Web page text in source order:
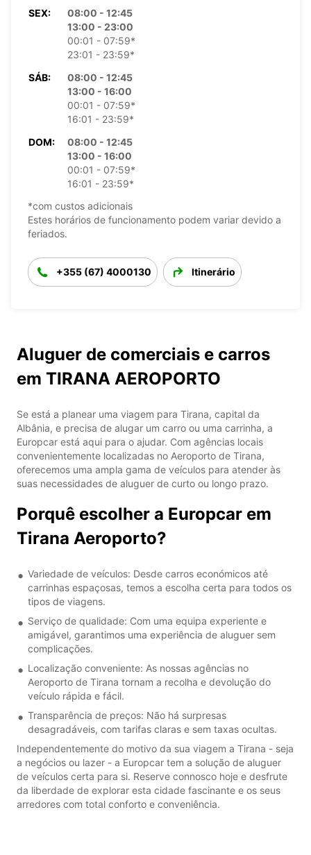
SEX:
08:00 - 12:45
13:00 - 23:00
00:01 - 07:59*
23:01 - 23:59*
SÁB:
08:00 - 12:45
13:00 - 16:00
00:01 - 07:59*
16:01 - 23:59*
DOM:
08:00 - 12:45
13:00 - 16:00
00:01 - 07:59*
16:01 - 23:59*
*com custos adicionais
Estes horários de funcionamento podem variar devido a
feriados.
+355 (67) 4000130 Itinerário
Aluguer de comerciais e carros
em TIRANA AEROPORTO
Se está a planear uma viagem para Tirana, capital da
Albânia, e precisa de alugar um carro ou uma carrinha, a
Europcar está aqui para o ajudar. Com agências locais
convenientemente localizadas no Aeroporto de Tirana,
oferecemos uma ampla gama de veículos para atender às
suas necessidades de aluguer de curto ou longo prazo.
Porquê escolher a Europcar em
Tirana Aeroporto?
Variedade de veículos: Desde carros económicos até
carrinhas espaçosas, temos a escolha certa para todos os
tipos de viagens.
Serviço de qualidade: Com uma equipa experiente e
amigável, garantimos uma experiência de aluguer sem
complicações.
Localização conveniente: As nossas agências no
Aeroporto de Tirana tornam a recolha e devolução do
veículo rápida e fácil.
Transparência de preços: Não há surpresas
desagradáveis, com tarifas claras e sem taxas ocultas.
Independentemente do motivo da sua viagem a Tirana - seja
a negócios ou lazer - a Europcar tem a solução de aluguer
de veículos certa para si. Reserve connosco hoje e desfrute
da liberdade de explorar esta cidade fascinante e os seus
arredores com total conforto e conveniência.